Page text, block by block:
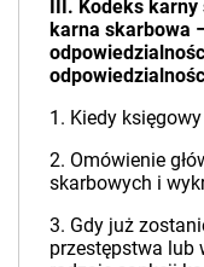
III. Kodeks
karna skarbowa
1. Kiedy
2. Omówienie
skarbowych i
3. Gdy już
przestępstwa lub